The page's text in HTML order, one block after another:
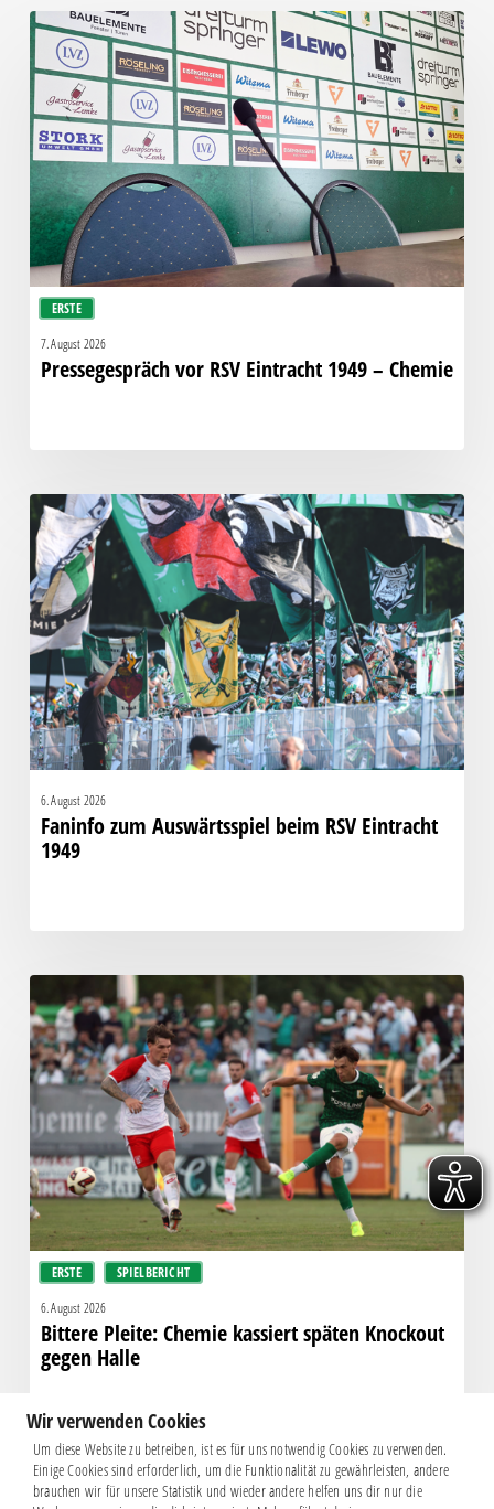
ERSTE
Pressegespräch
vor
RSV
Eintracht
1949
–
Chemie
7. August 2026
Pressegespräch vor RSV Eintracht 1949 – Chemie
Faninfo
zum
Auswärtsspiel
beim
RSV
Eintracht
6. August 2026
Faninfo zum Auswärtsspiel beim RSV Eintracht
1949
ERSTE SPIELBERICHT
Pleite:
Chemie
kassiert
späten
Knockout
gegen
Halle
6. August 2026
Bittere Pleite: Chemie kassiert späten Knockout
gegen Halle
Wir verwenden Cookies
Um diese Website zu betreiben, ist es für uns notwendig Cookies zu verwenden.
Einige Cookies sind erforderlich, um die Funktionalität zu gewährleisten, andere
brauchen wir für unsere Statistik und wieder andere helfen uns dir nur die